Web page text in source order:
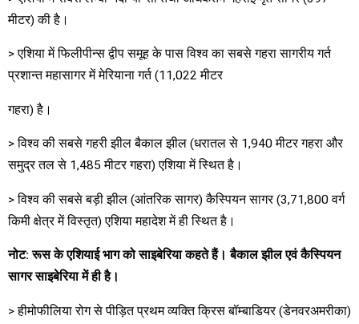
मीटर) की है।
> एशिया में फिलीपीन्स द्वीप समूह के पास विश्व का सबसे गहरा सागरीय गर्त
प्रशान्त महासागर में मेरियाना गर्त (11,022 मीटर
गहरा) है।
> विश्व की सबसे गहरी झील बैकाल झील (धरातल से 1,940 मीटर गहरा और
समुद्र तल से 1,485 मीटर गहरा) एशिया में स्थित है।
> विश्व की सबसे बड़ी झील (आंतरिक सागर) कैस्पियन सागर (3,71,800 वर्ग
किमी क्षेत्र में विस्तृत) एशिया महादेश में ही स्थित है।
नोट:रूस के एशियाई भाग को साइबेरिया कहते हैं। बैकाल झील एवं कैस्पियन
सागर साइबेरिया में ही है।
> हीमोफीलिया रोग से पीड़ित प्रथम व्यक्ति क्रिस बॉम्बाडियर (डेनवरअमरीका)